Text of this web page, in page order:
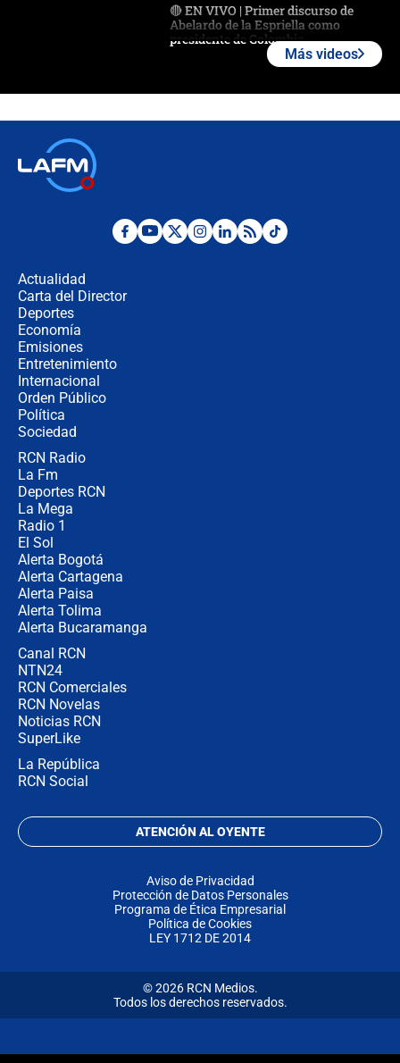
🔴 EN VIVO | Primer discurso de
Abelardo de la Espriella como
presidente de Colombia
Desde dermatitis hasta infecciones:
Más videos
Actualidad
Carta del Director
Deportes
Economía
Emisiones
Entretenimiento
Internacional
Orden Público
Política
Sociedad
RCN Radio
La Fm
Deportes RCN
La Mega
Radio 1
El Sol
Alerta Bogotá
Alerta Cartagena
Alerta Paisa
Alerta Tolima
Alerta Bucaramanga
Canal RCN
NTN24
RCN Comerciales
RCN Novelas
Noticias RCN
SuperLike
La República
RCN Social
ATENCIÓN AL OYENTE
Aviso de Privacidad
Protección de Datos Personales
Programa de Ética Empresarial
Política de Cookies
LEY 1712 DE 2014
© 2026 RCN Medios.
Todos los derechos reservados.